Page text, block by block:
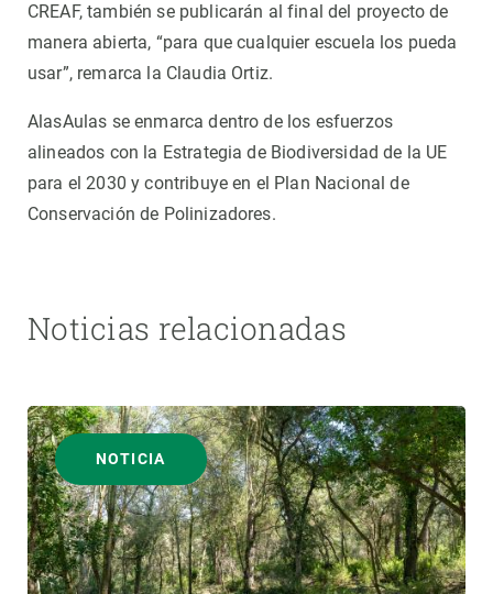
CREAF, también se publicarán al final del proyecto de
manera abierta, “para que cualquier escuela los pueda
usar”, remarca la Claudia Ortiz.
AlasAulas se enmarca dentro de los esfuerzos
alineados con la Estrategia de Biodiversidad de la UE
para el 2030 y contribuye en el Plan Nacional de
Conservación de Polinizadores.
Noticias relacionadas
NOTICIA